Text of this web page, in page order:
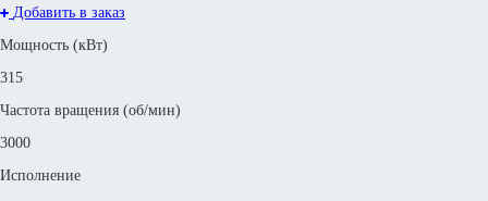
Добавить в заказ
Мощность (кВт)
315
Частота вращения (об/мин)
3000
Исполнение